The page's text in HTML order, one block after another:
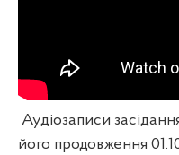
Аудіозаписи
його продовження